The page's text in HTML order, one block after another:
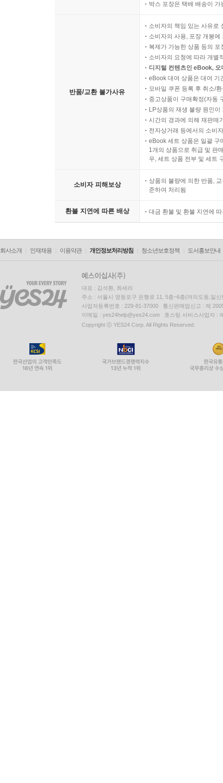
박스 포장은 택배 배송이
반품/교환 불가사유
소비자의 책임 있는 사유로
소비자의 사용, 포장 개봉
복제가 가능한 상품 등의
소비자의 요청에 따라 개별
디지털 컨텐츠인 eBook,
eBook 대여 상품은 대여 기
모바일 쿠폰 등록 후 취소/
중고상품이 구매확정(자동
LP상품의 재생 불량 원인
시간의 경과에 의해 재판매
전자상거래 등에서의 소비
eBook 세트 상품은 일괄 구
1개의 상품으로 취급 및 판
우, 세트 상품 전부 및 세트
소비자 피해보상
상품의 불량에 의한 반품,
준하여 처리됨
환불 지연에 따른 배상 대금 환불 및 환불 지연에
회사소개 인재채용 이용약관 개인정보처리방침 청소년보호정책 도서홍보안내
대표 : 김석환, 최세라
주소 : 서울시 영등포구 은행로 11, 5층~6층(여의도동,일신
사업자등록번호 : 229-81-37000 통신판매업신고 : 제
이메일 : yes24help@yes24.com 호스팅 서비스사업자 :
Copyright ⓒ YES24 Corp. All Rights Reserved.